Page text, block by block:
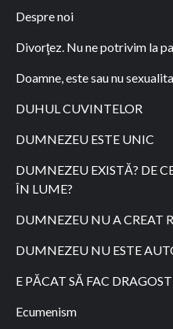
Despre noi
Divorţez. Nu ne potrivim la
Doamne, este sau nu
DUHUL CUVINTELOR
DUMNEZEU ESTE UNIC
DUMNEZEU EXISTĂ? DE
ÎN LUME?
DUMNEZEU NU A CREAT
DUMNEZEU NU ESTE
E PĂCAT SĂ FAC
Ecumenism